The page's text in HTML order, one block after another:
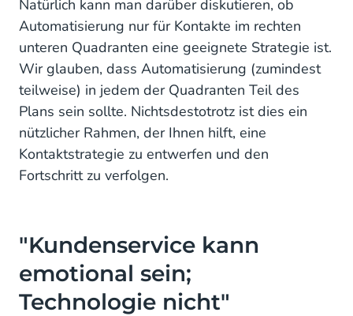
Natürlich kann man darüber diskutieren, ob
Automatisierung nur für Kontakte im rechten
unteren Quadranten eine geeignete Strategie ist.
Wir glauben, dass Automatisierung (zumindest
teilweise) in jedem der Quadranten Teil des
Plans sein sollte. Nichtsdestotrotz ist dies ein
nützlicher Rahmen, der Ihnen hilft, eine
Kontaktstrategie zu entwerfen und den
Fortschritt zu verfolgen.
"Kundenservice kann
emotional sein;
Technologie nicht"